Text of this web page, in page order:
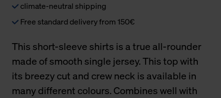
climate-neutral shipping
Free standard delivery from 150€
This short-sleeve shirts is a true all-rounder
made of smooth single jersey. This top with
its breezy cut and crew neck is available in
many different colours. Combines well with